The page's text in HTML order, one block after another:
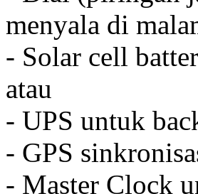
menyala di
- Solar cell
atau
- UPS untuk
- GPS
- Master Clock